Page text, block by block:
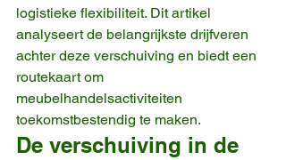
logistieke flexibiliteit. Dit artikel
analyseert de belangrijkste drijfveren
achter deze verschuiving en biedt een
routekaart om
meubelhandelsactiviteiten
toekomstbestendig te maken.
De verschuiving in de